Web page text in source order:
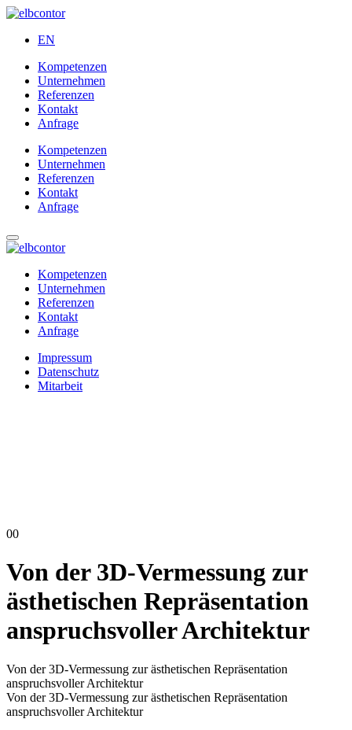
EN
Kompetenzen
Unternehmen
Referenzen
Kontakt
Anfrage
Kompetenzen
Unternehmen
Referenzen
Kontakt
Anfrage
Kompetenzen
Unternehmen
Referenzen
Kontakt
Anfrage
Impressum
Datenschutz
Mitarbeit
00
Von der 3D-Vermessung zur
ästhetischen Repräsentation
anspruchsvoller Architektur
Von der 3D-Vermessung zur ästhetischen Repräsentation
anspruchsvoller Architektur
Von der 3D-Vermessung zur ästhetischen Repräsentation
anspruchsvoller Architektur